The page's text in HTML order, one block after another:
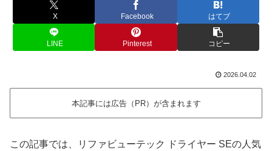
X Facebook はてブ
LINE Pinterest コピー
2026.04.02
本記事には広告（PR）が含まれます
この記事では、リファビューテック ドライヤー SEの人気